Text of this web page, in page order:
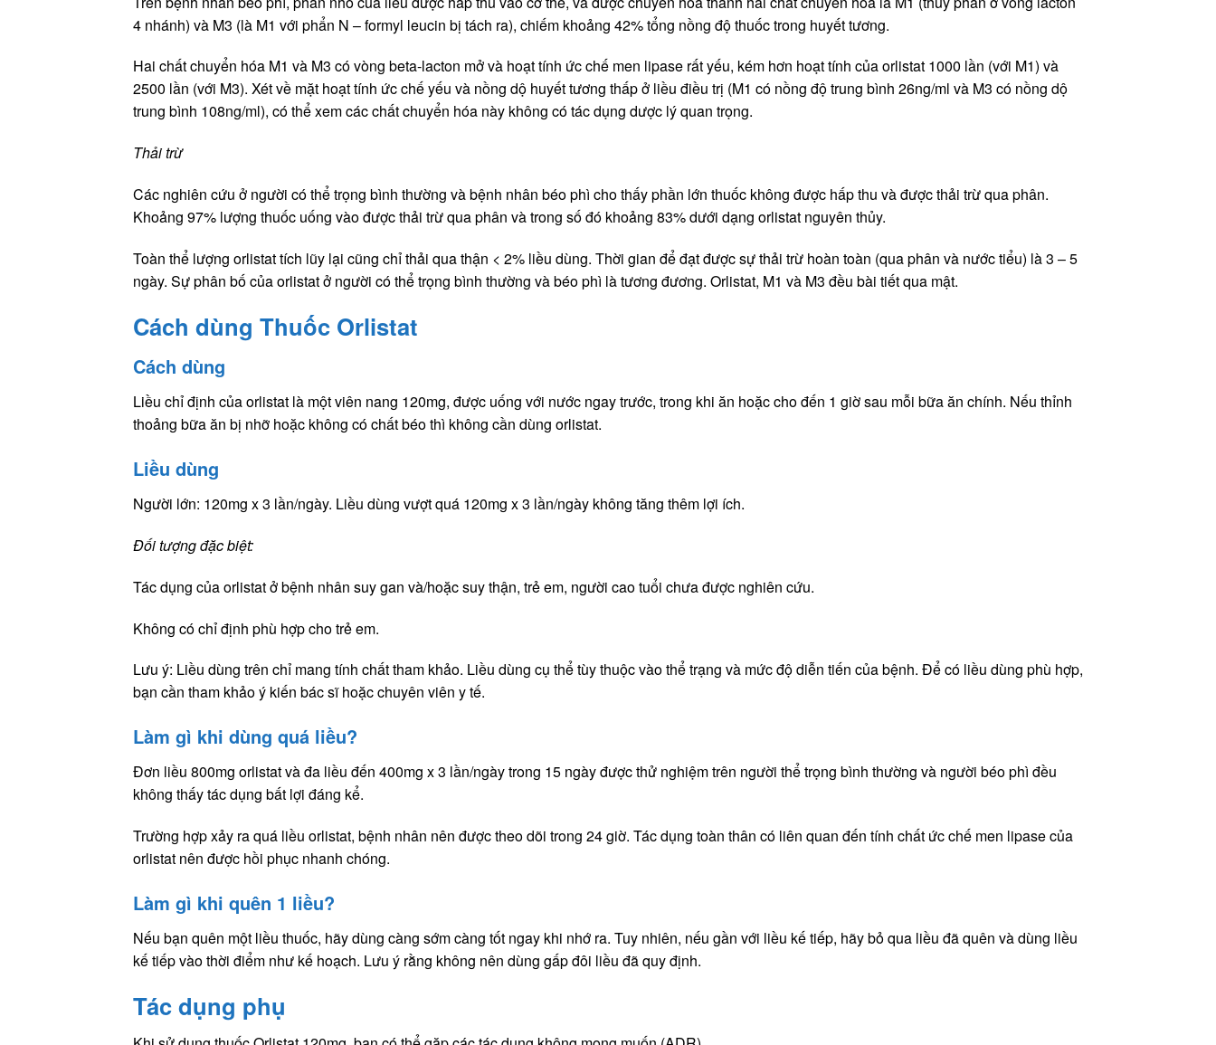
4 nhánh) và M3 (là M1 với phẩn N – formyl leucin bị tách ra), chiếm khoảng 42% tổng nồng độ thuốc trong huyết tương.
Hai chất chuyển hóa M1 và M3 có vòng beta-lacton mở và hoạt tính ức chế men lipase rất yếu, kém hơn hoạt tính của orlistat 1000 lần (với M1) và
2500 lần (với M3). Xét về mặt hoạt tính ức chế yếu và nồng dộ huyết tương thấp ở liều điều trị (M1 có nồng độ trung bình 26ng/ml và M3 có nồng dộ
trung bình 108ng/ml), có thể xem các chất chuyển hóa này không có tác dụng dược lý quan trọng.
Thải trừ
Các nghiên cứu ở người có thể trọng bình thường và bệnh nhân béo phì cho thấy phần lớn thuốc không được hấp thu và được thải trừ qua phân.
Khoảng 97% lượng thuốc uống vào được thải trừ qua phân và trong số đó khoảng 83% dưới dạng orlistat nguyên thủy.
Toàn thể lượng orlistat tích lũy lại cũng chỉ thải qua thận < 2% liều dùng. Thời gian để đạt được sự thải trừ hoàn toàn (qua phân và nước tiểu) là 3 – 5
ngày. Sự phân bố của orlistat ở người có thể trọng bình thường và béo phì là tương đương. Orlistat, M1 và M3 đều bài tiết qua mật.
Cách dùng Thuốc Orlistat
Cách dùng
Liều chỉ định của orlistat là một viên nang 120mg, được uống với nước ngay trước, trong khi ăn hoặc cho đến 1 giờ sau mỗi bữa ăn chính. Nếu thỉnh
thoảng bữa ăn bị nhỡ hoặc không có chất béo thì không cần dùng orlistat.
Liều dùng
Người lớn: 120mg x 3 lần/ngày. Liều dùng vượt quá 120mg x 3 lần/ngày không tăng thêm lợi ích.
Đối tượng đặc biệt:
Tác dụng của orlistat ở bệnh nhân suy gan và/hoặc suy thận, trẻ em, người cao tuổi chưa được nghiên cứu.
Không có chỉ định phù hợp cho trẻ em.
Lưu ý: Liều dùng trên chỉ mang tính chất tham khảo. Liều dùng cụ thể tùy thuộc vào thể trạng và mức độ diễn tiến của bệnh. Để có liều dùng phù hợp,
bạn cần tham khảo ý kiến bác sĩ hoặc chuyên viên y tế.
Làm gì khi dùng quá liều?
Đơn liều 800mg orlistat và đa liều đến 400mg x 3 lần/ngày trong 15 ngày được thử nghiệm trên người thể trọng bình thường và người béo phì đều
không thấy tác dụng bất lợi đáng kể.
Trường hợp xảy ra quá liều orlistat, bệnh nhân nên được theo dõi trong 24 giờ. Tác dụng toàn thân có liên quan đến tính chất ức chế men lipase của
orlistat nên được hồi phục nhanh chóng.
Làm gì khi quên 1 liều?
Nếu bạn quên một liều thuốc, hãy dùng càng sớm càng tốt ngay khi nhớ ra. Tuy nhiên, nếu gần với liều kế tiếp, hãy bỏ qua liều đã quên và dùng liều
kế tiếp vào thời điểm như kế hoạch. Lưu ý rằng không nên dùng gấp đôi liều đã quy định.
Tác dụng phụ